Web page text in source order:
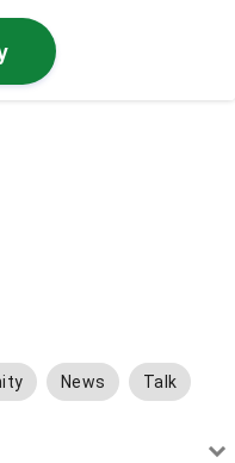
News Talk